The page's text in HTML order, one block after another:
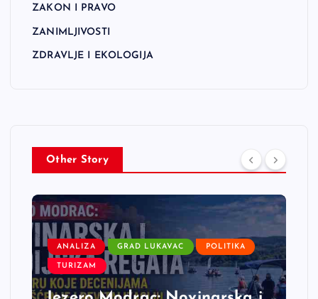
ZAKON I PRAVO
ZANIMLJIVOSTI
ZDRAVLJE I EKOLOGIJA
Other Story
ANALIZA GRAD LUKAVAC POLITIKA
TURIZAM